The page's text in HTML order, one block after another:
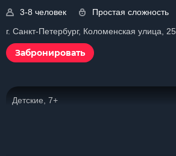
3-8 человек
Простая сложность
г. Санкт-Петербург, Коломенская улица, 25
Забронировать
Детские, 7+